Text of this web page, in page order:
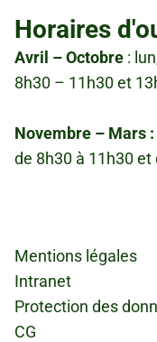
Horaires
Avril – Octobre :
8h30 – 11h30 et
Novembre – Mars :
de 8h30 à 11h30 et
Mentions légales
Intranet
Protection des
CG